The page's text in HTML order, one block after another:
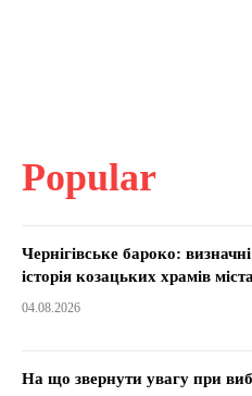
Popular
Чернігівське бароко:
історія козацьких храмів міста
04.08.2026
На що звернути увагу при